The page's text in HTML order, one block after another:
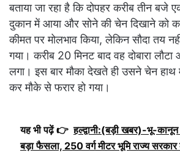
बताया जा रहा है कि दोपहर करीब तीन बजे
दुकान में आया और सोने की चेन दिखाने को
कीमत पर मोलभाव किया, लेकिन सौदा तय
गया। करीब 20 मिनट बाद वह दोबारा
लगा। इस बार मौका देखते ही उसने चेन हाथ
कर मौके से फरार हो गया।
यह भी पढ़ें 👉 हल्द्वानी:(बड़ी खबर)-भू-
बड़ा फैसला, 250 वर्ग मीटर भूमि राज्य